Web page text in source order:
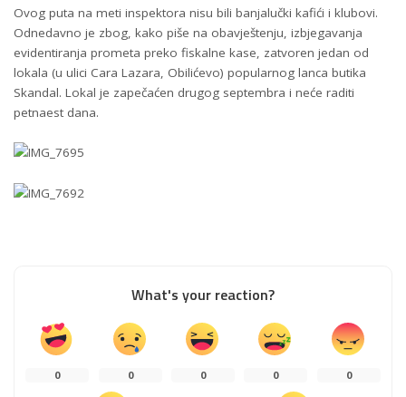
Ovog puta na meti inspektora nisu bili banjalučki kafići i klubovi.
Odnedavno je zbog, kako piše na obavještenju, izbjegavanja
evidentiranja prometa preko fiskalne kase, zatvoren jedan od
lokala (u ulici Cara Lazara, Obilićevo) popularnog lanca butika
Skandal. Lokal je zapečaćen drugog septembra i neće raditi
petnaest dana.
What's your reaction?
0 0 0 0 0